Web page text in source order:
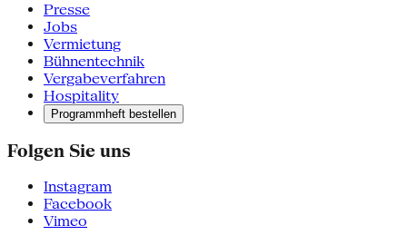
Presse
Jobs
Vermietung
Bühnentechnik
Vergabeverfahren
Hospitality
Programmheft bestellen
Folgen Sie uns
Instagram
Facebook
Vimeo